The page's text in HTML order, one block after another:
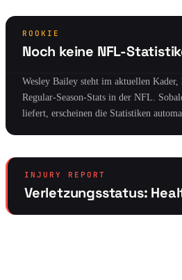
ROOKIE
Noch keine NFL-
Wesley Bailey steht im aktuellen Kader,
Regular-Season-Stats in der NFL.
liefert, erscheinen die Statistiken
INJURY REPORT
Verletzungsstatus: